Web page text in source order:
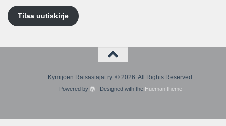
Tilaa uutiskirje
Kymijoen Ratsastajat ry. © 2026. All Rights Reserved.
Powered by - Designed with the Hueman theme